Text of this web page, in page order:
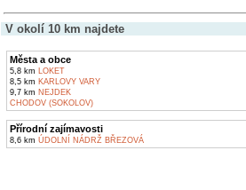
V okolí 10 km najdete
Města a obce
5,8 km LOKET
8,5 km KARLOVY VARY
9,7 km NEJDEK
CHODOV (SOKOLOV)
Přírodní zajímavosti
8,6 km ÚDOLNÍ NÁDRŽ BŘEZOVÁ